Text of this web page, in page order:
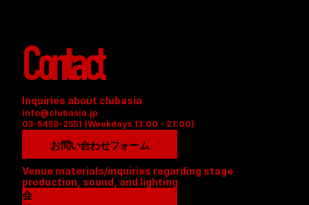
Contact
Inquiries about clubasia
info@clubasia.jp
03-5458-2551 (Weekdays 13:00 - 21:00)
お問い合わせフォーム
Venue materials/inquiries regarding stage
production, sound, and lighting
会